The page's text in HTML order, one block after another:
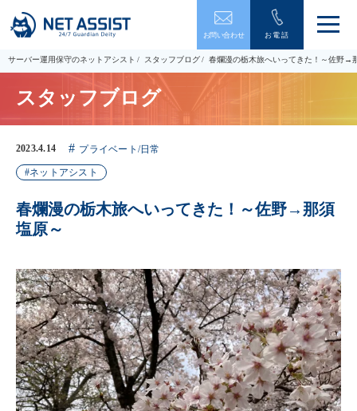
お問い合わせ お電話
メ
ュ
ー
閉
サーバー運用保守のネットアシスト スタッフブログ 春爛漫の栃木旅へいってきた！～佐野→
スタッフブログ
2023.4.14 プライベート/日常
ネットアシスト
春爛漫の栃木旅へいってきた！～佐野→那須
塩原～